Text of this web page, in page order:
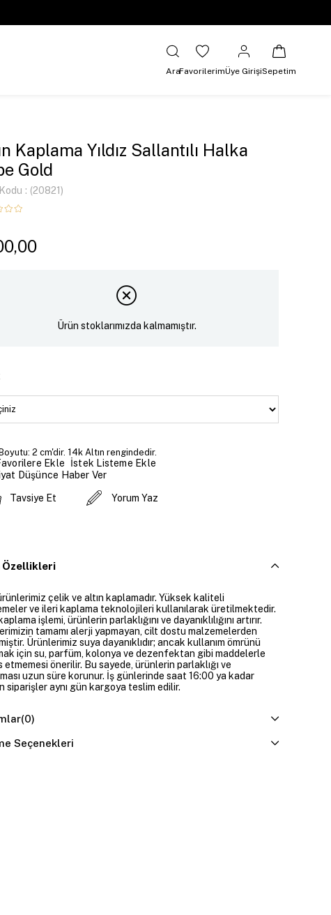
AraFavorilerimÜye GirişiSepetim
Kaplama Yıldız Sallantılı Halka
Gold
(20821)
Ürün stoklarımızda kalmamıştır.
2 cm'dir. 14k Altın rengindedir.
Ekle
İstek Listeme Ekle
Düşünce Haber Ver
Tavsiye Et Yorum Yaz
Özellikleri
çelik ve altın kaplamadır. Yüksek kaliteli
ve ileri kaplama teknolojileri kullanılarak üretilmektedir.
işlemi, ürünlerin parlaklığını ve dayanıklılığını artırır.
tamamı alerji yapmayan, cilt dostu malzemelerden
Ürünlerimiz suya dayanıklıdır; ancak kullanım ömrünü
için su, parfüm, kolonya ve dezenfektan gibi maddelerle
etmemesi önerilir. Bu sayede, ürünlerin parlaklığı ve
uzun süre korunur. İş günlerinde saat 16:00 ya kadar
siparişler aynı gün kargoya teslim edilir.
(0)
Seçenekleri